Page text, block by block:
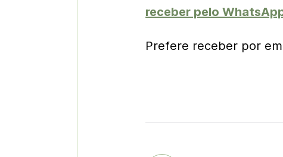
receber pelo
Prefere receber por